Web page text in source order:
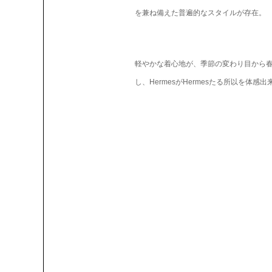
を兼ね備えた普遍的なスタイルが存在。
軽やかな着心地が、季節の変わり目から
し、HermesがHermesたる所以を体感出